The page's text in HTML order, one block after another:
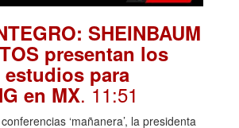
SHEINBAUM
presentan los
para
en MX. 11:51